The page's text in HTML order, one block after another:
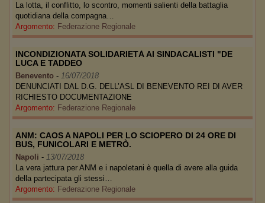
La lotta, il conflitto, lo scontro, momenti salienti della battaglia
quotidiana della compagna…
Argomento: Federazione Regionale
INCONDIZIONATA SOLIDARIETÀ AI SINDACALISTI "DE
LUCA E TADDEO
Benevento - 16/07/2018
DENUNCIATI DAL D.G. DELL’ASL DI BENEVENTO REI DI AVER
RICHIESTO DOCUMENTAZIONE
Argomento: Federazione Regionale
ANM: CAOS A NAPOLI PER LO SCIOPERO DI 24 ORE DI
BUS, FUNICOLARI E METRÒ.
Napoli - 13/07/2018
La vera jattura per ANM e i napoletani è quella di avere alla guida
della partecipata gli stessi…
Argomento: Federazione Regionale